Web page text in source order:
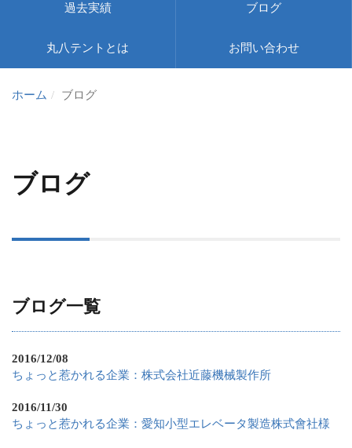
過去実績 ブログ
丸八テントとは お問い合わせ
ホーム ブログ
ブログ
ブログ一覧
2016/12/08
ちょっと惹かれる企業：株式会社近藤機械製作所
2016/11/30
ちょっと惹かれる企業：愛知小型エレベータ製造株式會社様